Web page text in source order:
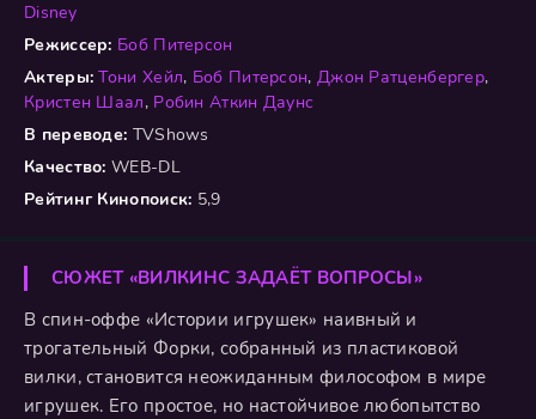
Disney
Режиссер: Боб Питерсон
Актеры: Тони Хейл, Боб Питерсон, Джон Ратценбергер,
Кристен Шаал, Робин Аткин Даунс
В переводе: TVShows
Качество: WEB-DL
Рейтинг Кинопоиск: 5,9
СЮЖЕТ «ВИЛКИНС ЗАДАЁТ ВОПРОСЫ»
В спин-оффе «Истории игрушек» наивный и
трогательный Форки, собранный из пластиковой
вилки, становится неожиданным философом в мире
игрушек. Его простое, но настойчивое любопытство